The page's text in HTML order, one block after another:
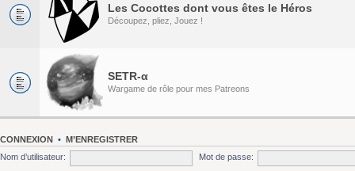
Les Cocottes dont vous êtes le Héros
Découpez, pliez, Jouez !
SETR-α
Wargame de rôle pour mes Patreons
CONNEXION • M’ENREGISTRER
Nom d’utilisateur:
Mot de passe: